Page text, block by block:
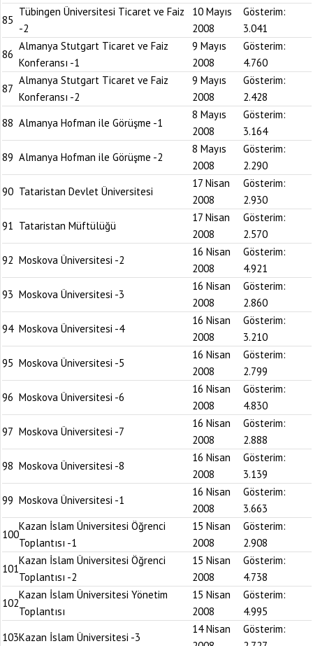
85
Tübingen Üniversitesi Ticaret ve Faiz
-2
10 Mayıs
2008
Gösterim:
3.041
86
Almanya Stutgart Ticaret ve Faiz
Konferansı -1
9 Mayıs
2008
Gösterim:
4.760
87
Almanya Stutgart Ticaret ve Faiz
Konferansı -2
9 Mayıs
2008
Gösterim:
2.428
88 Almanya Hofman ile Görüşme -1
8 Mayıs
2008
Gösterim:
3.164
89 Almanya Hofman ile Görüşme -2
8 Mayıs
2008
Gösterim:
2.290
90 Tataristan Devlet Üniversitesi
17 Nisan
2008
Gösterim:
2.930
91 Tataristan Müftülüğü
17 Nisan
2008
Gösterim:
2.570
92 Moskova Üniversitesi -2
16 Nisan
2008
Gösterim:
4.921
93 Moskova Üniversitesi -3
16 Nisan
2008
Gösterim:
2.860
94 Moskova Üniversitesi -4
16 Nisan
2008
Gösterim:
3.210
95 Moskova Üniversitesi -5
16 Nisan
2008
Gösterim:
2.799
96 Moskova Üniversitesi -6
16 Nisan
2008
Gösterim:
4.830
97 Moskova Üniversitesi -7
16 Nisan
2008
Gösterim:
2.888
98 Moskova Üniversitesi -8
16 Nisan
2008
Gösterim:
3.139
99 Moskova Üniversitesi -1
16 Nisan
2008
Gösterim:
3.663
100
Kazan İslam Üniversitesi Öğrenci
Toplantısı -1
15 Nisan
2008
Gösterim:
2.908
101
Kazan İslam Üniversitesi Öğrenci
Toplantısı -2
15 Nisan
2008
Gösterim:
4.738
102
Kazan İslam Üniversitesi Yönetim
Toplantısı
15 Nisan
2008
Gösterim:
4.995
103Kazan İslam Üniversitesi -3
14 Nisan
Gösterim: